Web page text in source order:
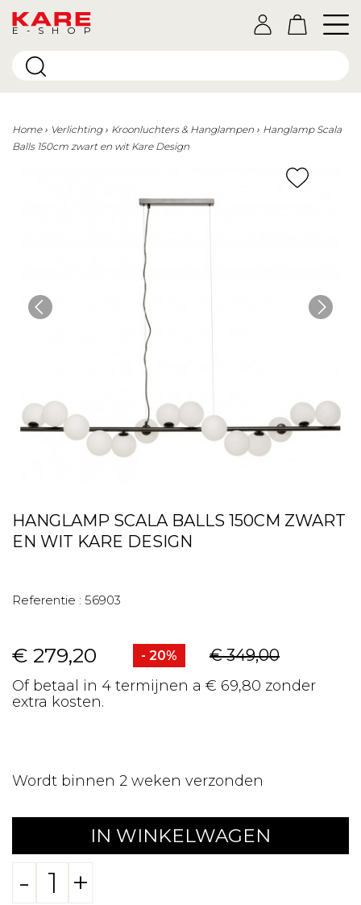
E-SHOP
Home Verlichting Kroonluchters & Hanglampen
Hanglamp Scala
Balls 150cm zwart en wit Kare Design
HANGLAMP SCALA BALLS 150CM ZWART
EN WIT KARE DESIGN
Referentie : 56903
€ 279,20 - 20% € 349,00
Of betaal in 4 termijnen a € 69,80 zonder
extra kosten.
Wordt binnen 2 weken verzonden
IN WINKELWAGEN
- +